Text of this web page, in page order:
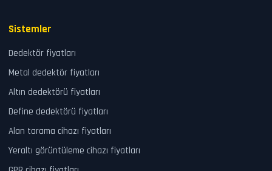
Sistemler
Dedektör fiyatları
Metal dedektör fiyatları
Altın dedektörü fiyatları
Define dedektörü fiyatları
Alan tarama cihazı fiyatları
Yeraltı görüntüleme cihazı fiyatları